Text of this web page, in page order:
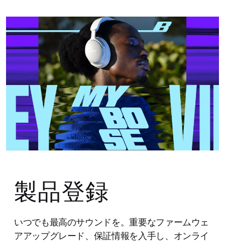
製品登録
いつでも最高のサウンドを。重要なファームウェ
アアップグレード、保証情報を入手し、オンライ